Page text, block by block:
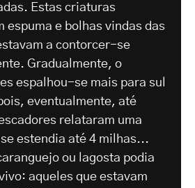
Estas criaturas
espuma e bolhas vindas das
a contorcer-se
Gradualmente, o
espalhou-se mais para sul
eventualmente, até
relataram uma
estendia até 4 milhas...
ou lagosta podia
aqueles que estavam